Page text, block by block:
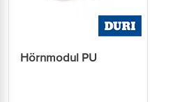
Hörnmodul PU